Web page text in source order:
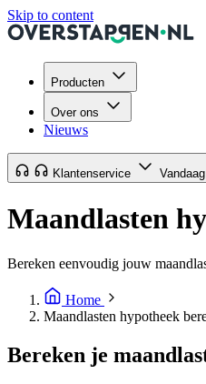
Skip to content
Producten
Over ons
Nieuws
Klantenservice
Maandlasten
Bereken eenvoudig jouw
Home
Maandlasten hypotheek
Bereken je